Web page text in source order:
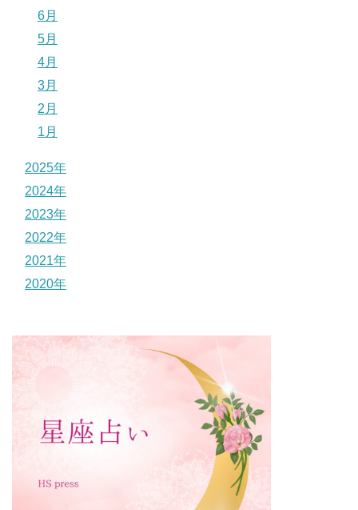
6月
5月
4月
3月
2月
1月
2025年
2024年
2023年
2022年
2021年
2020年